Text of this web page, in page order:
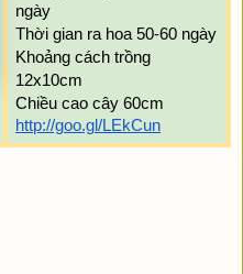
ngày
Khoảng cách trồng
12x10cm
Chiều cao cây 60cm
http://goo.gl/LEkCun